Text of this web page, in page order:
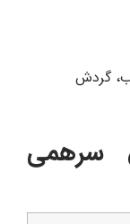
گردش
سرهمی